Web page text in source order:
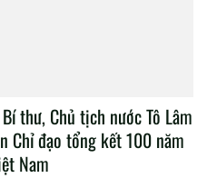
thư, Chủ tịch nước Tô Lâm
Chỉ đạo tổng kết 100 năm
Nam